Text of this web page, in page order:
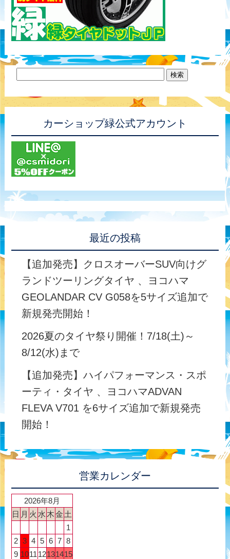
カーショップ緑公式アカウント
最近の投稿
【追加発売】クロスオーバーSUV向けグ
ランドツーリングタイヤ 、ヨコハマ
GEOLANDAR CV G058を5サイズ追加で
新規発売開始！
2026夏のタイヤ祭り開催！7/18(土)～
8/12(水)まで
【追加発売】ハイパフォーマンス・スポ
ーティ・タイヤ 、ヨコハマADVAN
FLEVA V701 を6サイズ追加で新規発売
開始！
営業カレンダー
2026年8月
日 月 火 水 木金 土
1
2 3 4 5 6 7 8
9 1011 12131415